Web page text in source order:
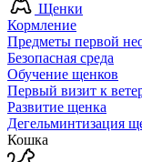
Щенки
Кормление
Предметы первой
Безопасная среда
Обучение щенков
Первый визит к
Развитие щенка
Дегельминтизация
Кошка